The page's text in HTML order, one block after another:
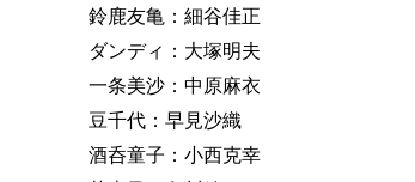
鈴鹿友亀：細谷佳正
ダンディ：大塚明夫
一条美沙：中原麻衣
豆千代：早見沙織
酒呑童子：小西克幸